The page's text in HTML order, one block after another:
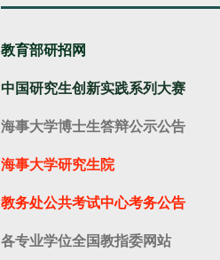
教育部研招网
中国研究生创新实践系列大赛
海事大学博士生答辩公示公告
海事大学研究生院
教务处公共考试中心考务公告
各专业学位全国教指委网站